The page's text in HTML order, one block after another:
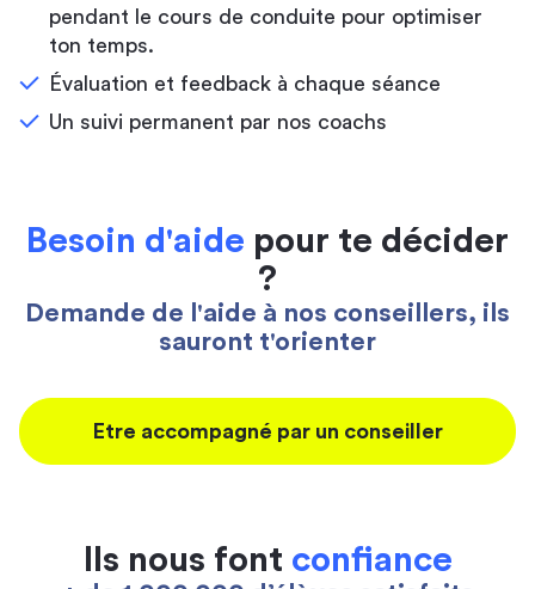
pendant le cours de conduite pour optimiser
ton temps.
Évaluation et feedback à chaque séance
Un suivi permanent par nos coachs
Besoin d'aide pour te décider
?
Demande de l'aide à nos conseillers, ils
sauront t'orienter
Etre accompagné par un conseiller
Ils nous font confiance